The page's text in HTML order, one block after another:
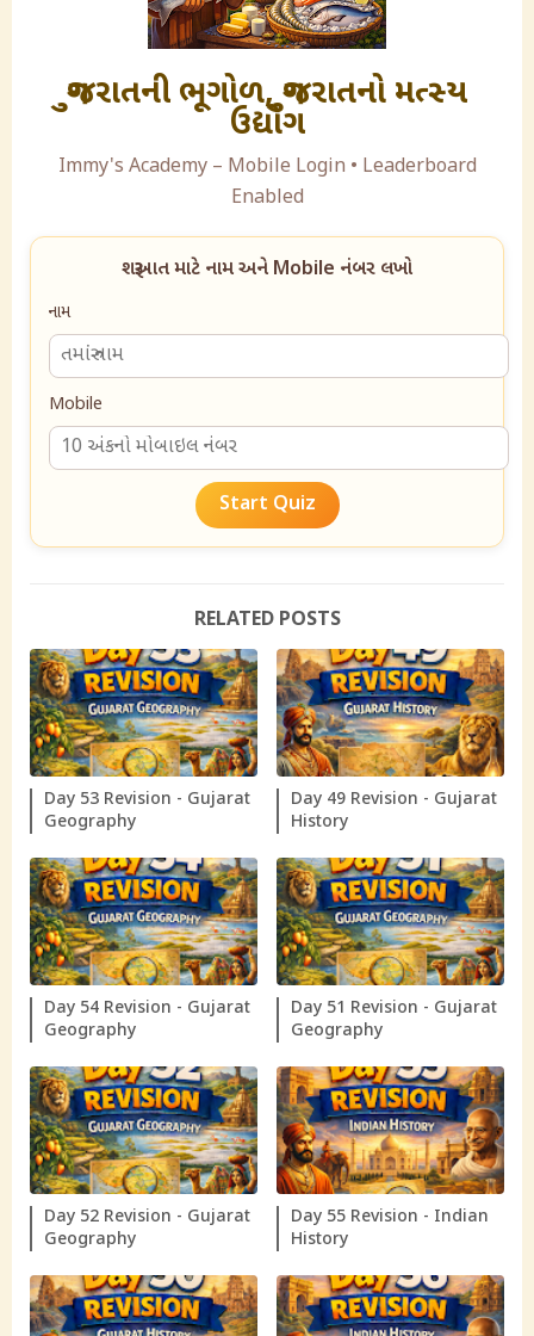
ગુજરાતની ભૂગોળ, ગુજરાતનો મત્સ્ય
ઉદ્યોગ
Immy's Academy – Mobile Login • Leaderboard
Enabled
શરૂઆત માટે નામ અને Mobile નંબર લખો
નામ
Mobile
Start Quiz
RELATED POSTS
Day 53 Revision - Gujarat
Geography
Day 49 Revision - Gujarat
History
Day 54 Revision - Gujarat
Geography
Day 51 Revision - Gujarat
Geography
Day 52 Revision - Gujarat
Geography
Day 55 Revision - Indian
History